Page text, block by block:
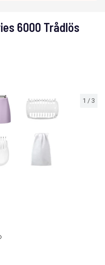
1 / 3
6000 Trådlös